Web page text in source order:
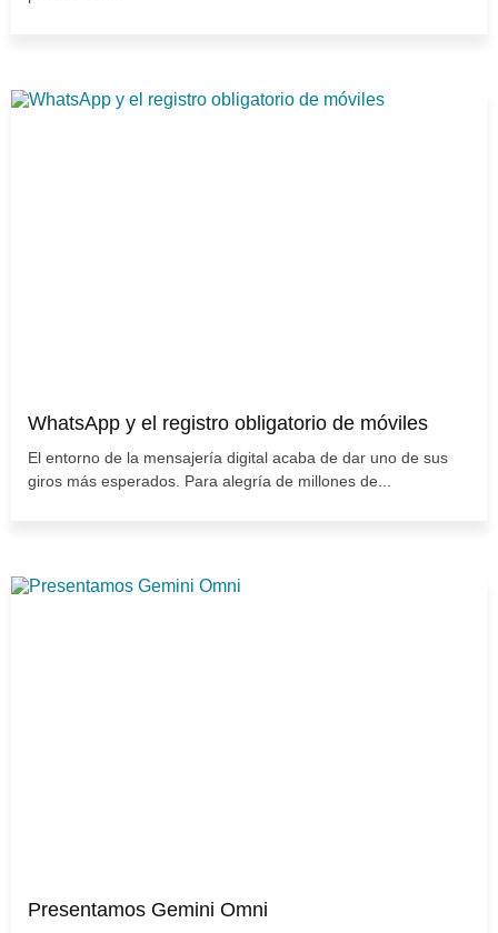
WhatsApp y el registro obligatorio de móviles
El entorno de la mensajería digital acaba de dar uno de sus
giros más esperados. Para alegría de millones de...
Presentamos Gemini Omni